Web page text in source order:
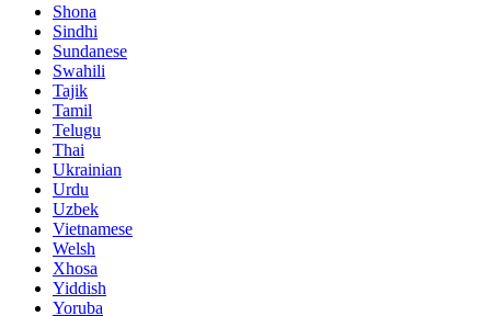
Shona
Sindhi
Sundanese
Swahili
Tajik
Tamil
Telugu
Thai
Ukrainian
Urdu
Uzbek
Vietnamese
Welsh
Xhosa
Yiddish
Yoruba